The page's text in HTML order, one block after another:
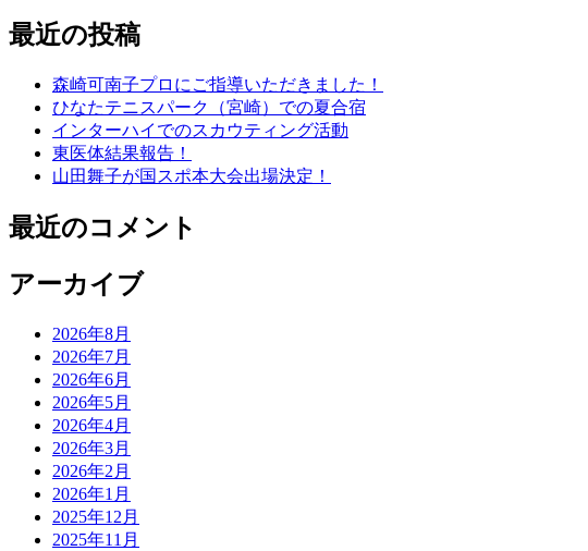
最近の投稿
森崎可南子プロにご指導いただきました！
ひなたテニスパーク（宮崎）での夏合宿
インターハイでのスカウティング活動
東医体結果報告！
山田舞子が国スポ本大会出場決定！
最近のコメント
アーカイブ
2026年8月
2026年7月
2026年6月
2026年5月
2026年4月
2026年3月
2026年2月
2026年1月
2025年12月
2025年11月